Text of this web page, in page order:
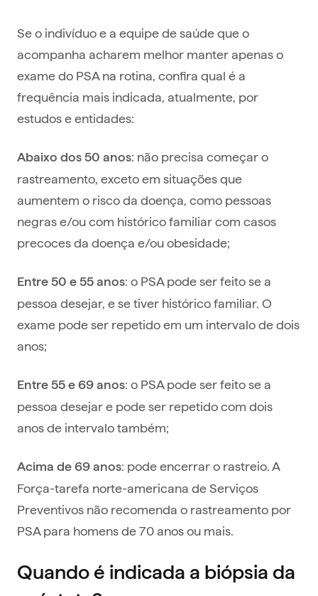
Se o indivíduo e a equipe de saúde que o
acompanha acharem melhor manter apenas o
exame do PSA na rotina, confira qual é a
frequência mais indicada, atualmente, por
estudos e entidades:
Abaixo dos 50 anos: não precisa começar o
rastreamento, exceto em situações que
aumentem o risco da doença, como pessoas
negras e/ou com histórico familiar com casos
precoces da doença e/ou obesidade;
Entre 50 e 55 anos: o PSA pode ser feito se a
pessoa desejar, e se tiver histórico familiar. O
exame pode ser repetido em um intervalo de dois
anos;
Entre 55 e 69 anos: o PSA pode ser feito se a
pessoa desejar e pode ser repetido com dois
anos de intervalo também;
Acima de 69 anos: pode encerrar o rastreio. A
Força-tarefa norte-americana de Serviços
Preventivos não recomenda o rastreamento por
PSA para homens de 70 anos ou mais.
Quando é indicada a biópsia da